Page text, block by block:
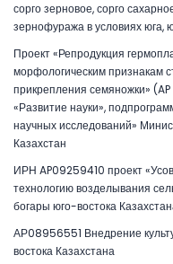
сорго зерновое, сорго
зернофуража в условиях юга,
Проект «Репродукция
морфологическим признакам
прикрепления семяножки»
«Развитие науки»,
научных исследований»
Казахстан
ИРН AP09259410 проект
технологию возделывания
богары юго-востока
АР08956551 Внедрение
востока Казахстана